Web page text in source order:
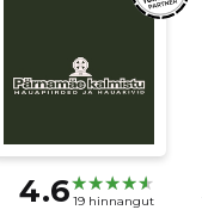
4.6 19 hinnangut